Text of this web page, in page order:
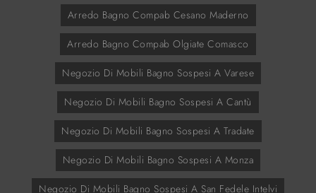
Arredo Bagno Compab Cesano Maderno
Arredo Bagno Compab Olgiate Comasco
Negozio Di Mobili Bagno Sospesi A Varese
Negozio Di Mobili Bagno Sospesi A Cantù
Negozio Di Mobili Bagno Sospesi A Tradate
Negozio Di Mobili Bagno Sospesi A Monza
Negozio Di Mobili Bagno Sospesi A San Fedele Intelvi